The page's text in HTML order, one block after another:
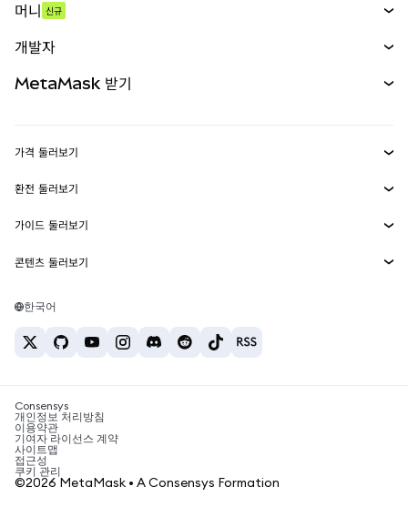
무기한 선물
실물자산
머니 신규
개발자
MetaMask Connect
Snaps
웹3 서비스
MetaMask 받기
보안
고객 지원
채용
가격 둘러보기
이더리움 가격
솔라나 가격
테더 가격
환전 둘러보기
ETH를 USD로 환전
USDT를 INR로 환전
BTC를 INR로 환전
ETH를 USDT로 환전
가이드 둘러보기
ETH 매수
USDT 매수
SHIB 매수
BNB 매수
콘텐츠 둘러보기
솔라나 지갑
암호화폐 세금 뉴스
암호화폐 매수 방법
비트코인 매도 방법
한국어
Consensys
개인정보 처리방침
이용약관
기여자 라이선스 계약
사이트맵
접근성
쿠키 관리
©2026 MetaMask • A Consensys Formation